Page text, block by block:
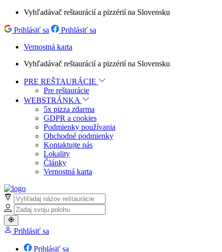
Vyhľadávač reštaurácií a pizzérií na Slovensku
Prihlásiť sa
Prihlásiť sa
Vernostná karta
Vyhľadávač reštaurácií a pizzérií na Slovensku
PRE REŠTAURÁCIE
Pre reštaurácie
WEBSTRÁNKA
5x pizza zdarma
GDPR a cookies
Podmienky používania
Obchodné podmienky
Kontaktujte nás
Lokality
Články
Vernostná karta
Prihlásiť sa
Prihlásiť sa